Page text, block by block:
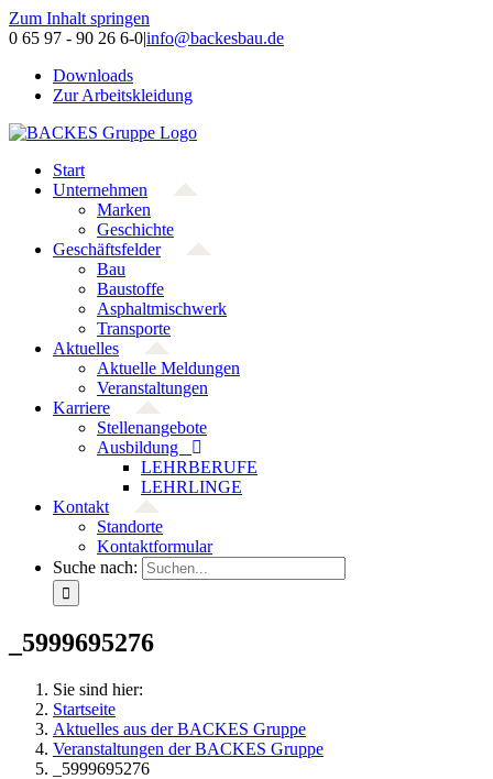
Zum Inhalt springen
0 65 97 - 90 26 6-0|info@backesbau.de
Downloads
Zur Arbeitskleidung
Start
Unternehmen
Marken
Geschichte
Geschäftsfelder
Bau
Baustoffe
Asphaltmischwerk
Transporte
Aktuelles
Aktuelle Meldungen
Veranstaltungen
Karriere
Stellenangebote
Ausbildung
LEHRBERUFE
LEHRLINGE
Kontakt
Standorte
Kontaktformular
Suche nach:
_5999695276
Sie sind hier:
Startseite
Aktuelles aus der BACKES Gruppe
Veranstaltungen der BACKES Gruppe
_5999695276